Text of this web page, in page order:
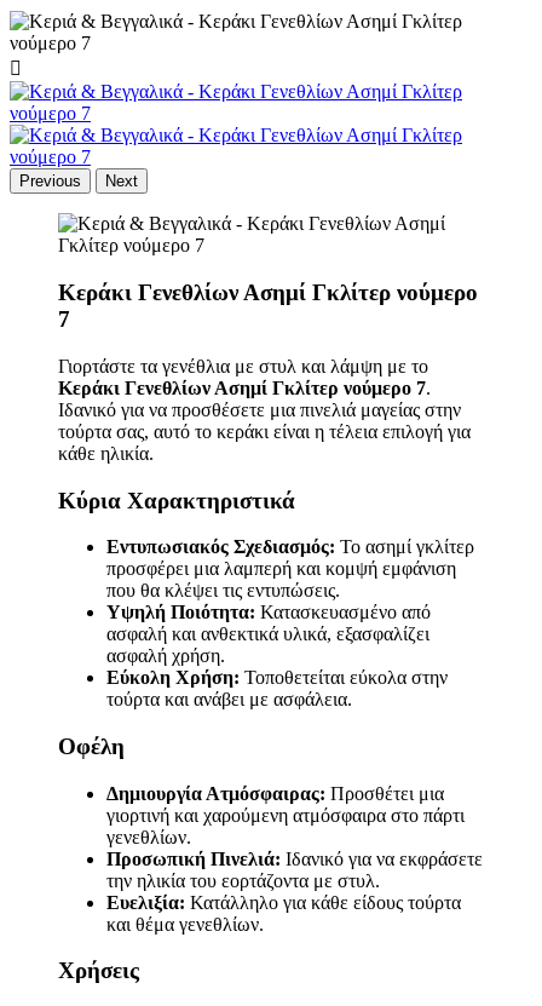

Previous Next
Κεράκι Γενεθλίων Ασημί Γκλίτερ νούμερο
7
Γιορτάστε τα γενέθλια με στυλ και λάμψη με το
Κεράκι Γενεθλίων Ασημί Γκλίτερ νούμερο 7.
Ιδανικό για να προσθέσετε μια πινελιά μαγείας στην
τούρτα σας, αυτό το κεράκι είναι η τέλεια επιλογή για
κάθε ηλικία.
Κύρια Χαρακτηριστικά
Εντυπωσιακός Σχεδιασμός: Το ασημί γκλίτερ
προσφέρει μια λαμπερή και κομψή εμφάνιση
που θα κλέψει τις εντυπώσεις.
Υψηλή Ποιότητα: Κατασκευασμένο από
ασφαλή και ανθεκτικά υλικά, εξασφαλίζει
ασφαλή χρήση.
Εύκολη Χρήση: Τοποθετείται εύκολα στην
τούρτα και ανάβει με ασφάλεια.
Οφέλη
Δημιουργία Ατμόσφαιρας: Προσθέτει μια
γιορτινή και χαρούμενη ατμόσφαιρα στο πάρτι
γενεθλίων.
Προσωπική Πινελιά: Ιδανικό για να εκφράσετε
την ηλικία του εορτάζοντα με στυλ.
Ευελιξία: Κατάλληλο για κάθε είδους τούρτα
και θέμα γενεθλίων.
Χρήσεις